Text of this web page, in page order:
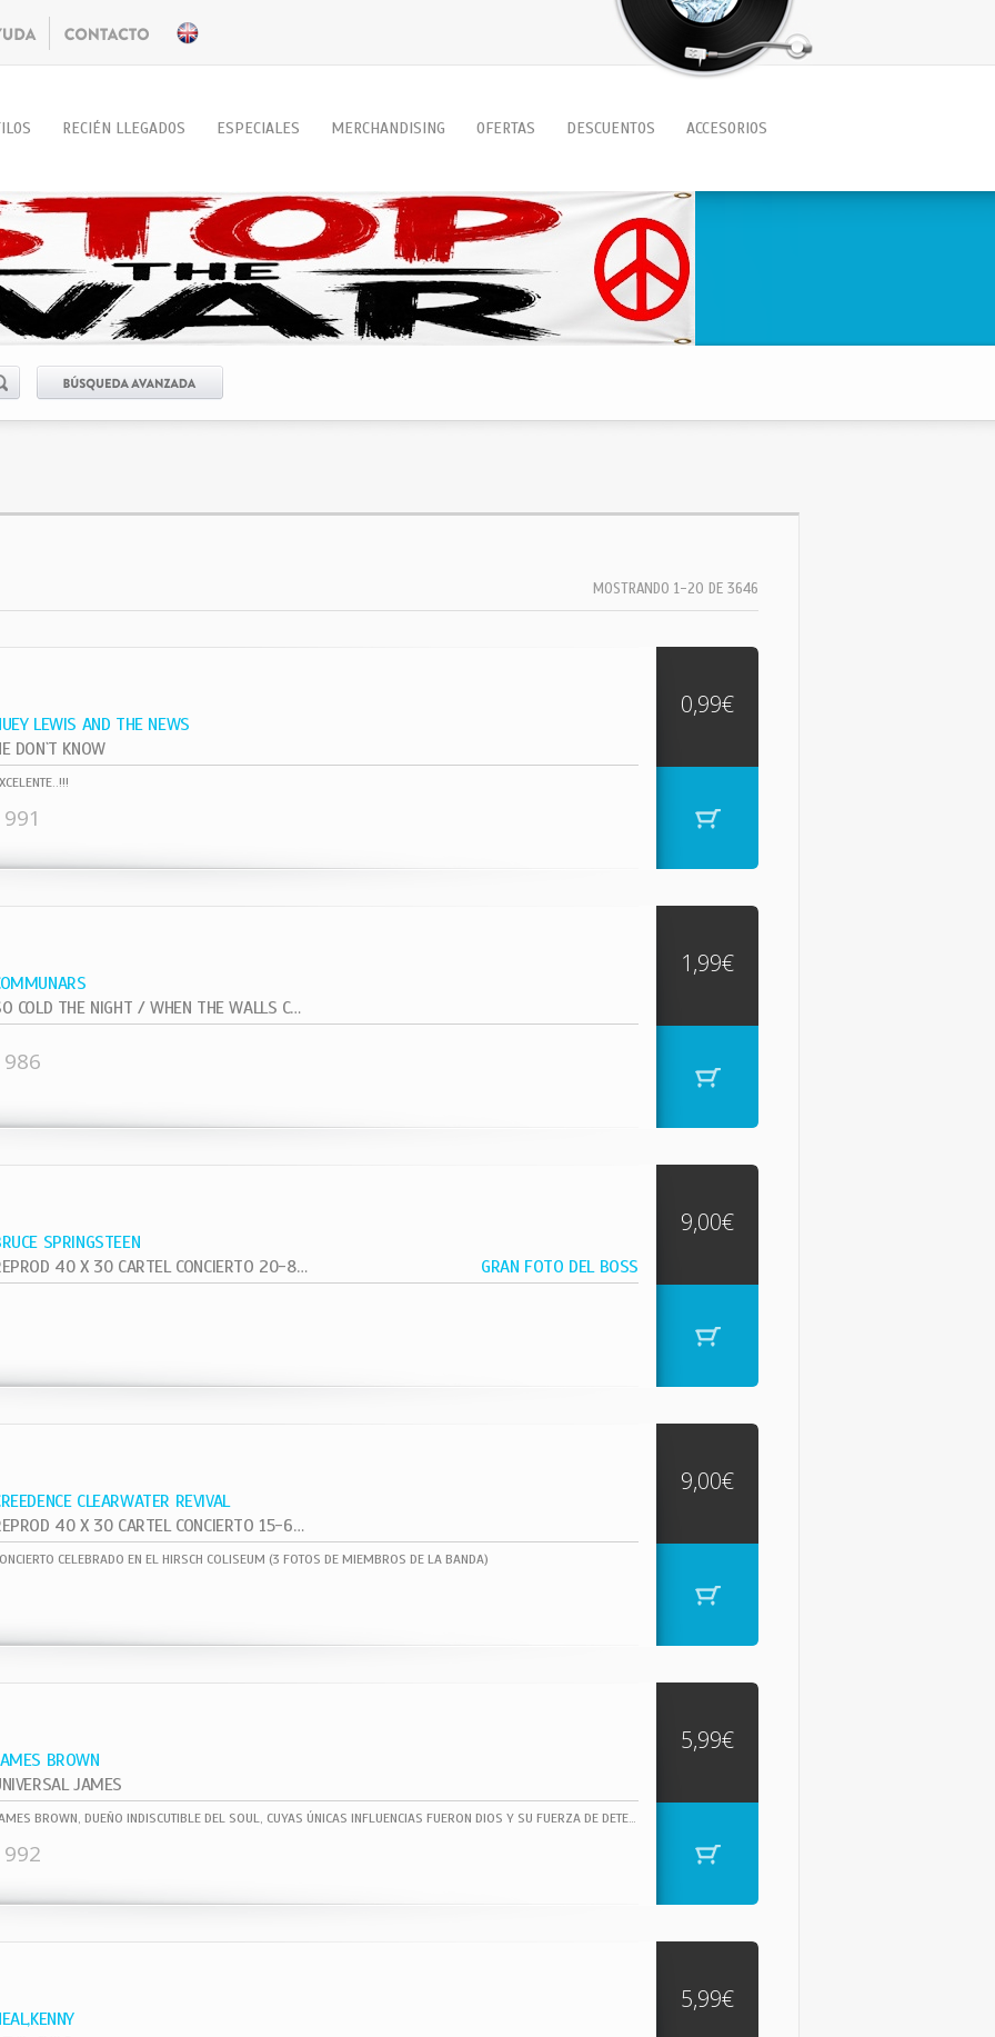
RECIÉN LLEGADOS ESPECIALES MERCHANDISING OFERTAS DESCUENTOS ACCESORIOS
MOSTRANDO 1-20 DE 3646
LEWIS AND THE NEWS
DON`T KNOW
0,99€
SO COLD THE NIGHT / WHEN THE WALLS COME...
1,99€
SPRINGSTEEN
REPROD 40 X 30 CARTEL CONCIERTO 20-8-81 VETERAN VIETNAN
GRAN FOTO DEL BOSS
9,00€
CLEARWATER REVIVAL
REPROD 40 X 30 CARTEL CONCIERTO 15-6- ,
CELEBRADO EN EL HIRSCH COLISEUM (3 FOTOS DE MIEMBROS DE LA BANDA)
9,00€
BROWN
JAMES
JAMES BROWN, DUEÑO INDISCUTIBLE DEL SOUL, CUYAS ÚNICAS INFLUENCIAS FUERON DIOS Y SU FUERZA DE DETERMINACIÓN, JAMES BROWN TOCÓ EN SU DORADA JUVENTUD VARIOS TEMAS DE RHYTHM & BLUES.- HTTP://WWW.FUNKY-STUFF.COM/ "THE GODFATHER OF SOUL" (EL PADRINO DEL SOUL).1 CAN'T GET ANY HARDER CLIVILLES, COLE, HIGGINS ... 3:53 COMPOSED BY: CLIVILLES, COLE, HIGGINS, JACKSON, RAMOS, SCOTT, SMITH 2 JUST DO IT BROWNE, MOWAT, ROMEO 4:37 3 MINE ALL MINE BROWNE, MOWAT, ROMEO 4:15 4 WATCH ME BROWNE, MOWAT, ROMEO 3:58 5 GEORGIA-LINA BROWN, SHERRELL 5:03 6 SHOW ME YOUR FRIENDS BROWNE, MOWAT, ROMEO 5:03 7 EVERYBODY'S GOT A THANG BROWN 3:57 8 HOW LONG BROWNE, MOWAT, ROMEO 5:29 9 MAKE IT FUNKY 2000 BROWN 4:56 10 MOMENTS BROWNE, MOWAT, ROMEO 8:05
5,99€
5,99€